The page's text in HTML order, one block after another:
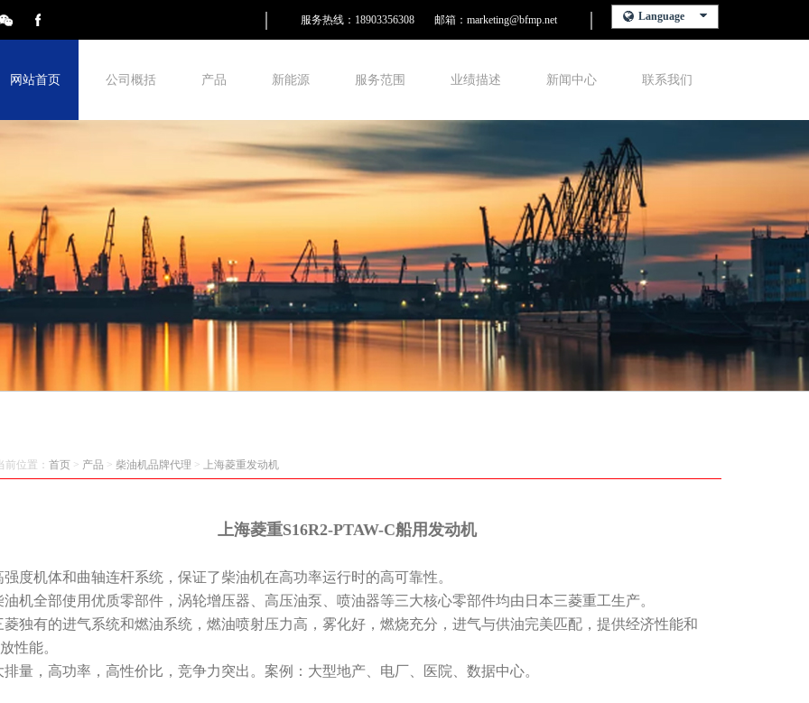
Language
服务热线：18903356308 邮箱：marketing@bfmp.net
网站首页 公司概括 产品 新能源 服务范围 业绩描述 新闻中心 联系我们
前位置： 首页 > 产品 > 柴油机品牌代理 > 上海菱重发动机
上海菱重S16R2-PTAW-C船用发动机
强度机体和曲轴连杆系统，保证了柴油机在高功率运行时的高可靠性。
油机全部使用优质零部件，涡轮增压器、高压油泵、喷油器等三大核心零部件均由日本三菱重工生产。
菱独有的进气系统和燃油系统，燃油喷射压力高，雾化好，燃烧充分，进气与供油完美匹配，提供经济性能和
性能。
排量，高功率，高性价比，竞争力突出。案例：大型地产、电厂、医院、数据中心。